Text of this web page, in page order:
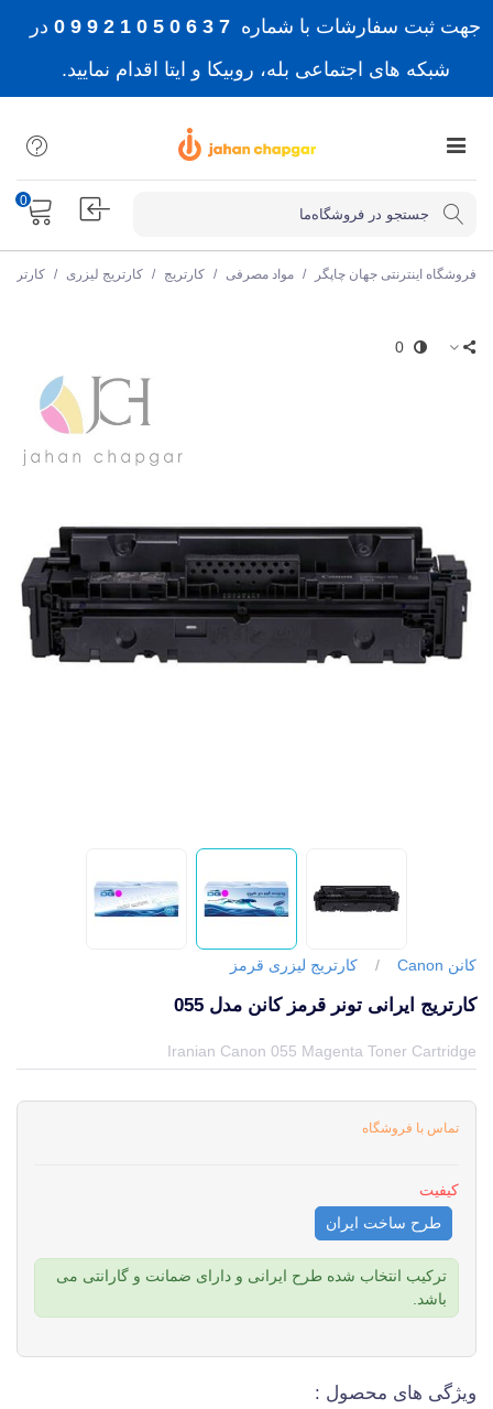
جهت ثبت سفارشات با شماره 7 3 6 0 5 0 1 2 9 9 0
در
شبکه های اجتماعی بله، روبیکا و ایتا اقدام نمایید.
0
فروشگاه اینترنتی جهان چاپگر / مواد مصرفی / کارتریج / کارتریج لیزری /
0
کانن Canon / کارتریج لیزری قرمز
کارتریج ایرانی تونر قرمز کانن مدل 055
Iranian Canon 055 Magenta Toner Cartridge
تماس با فروشگاه
کیفیت
طرح ساخت ایران
ترکیب انتخاب شده طرح ایرانی و دارای ضمانت و گارانتی می
باشد.
ویژگی های محصول :